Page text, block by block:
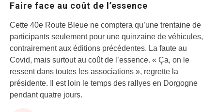
Faire face au coût de l’essence
Cette 40e Route Bleue ne comptera qu’une trentaine de
participants seulement pour une quinzaine de véhicules,
contrairement aux éditions précédentes. La faute au
Covid, mais surtout au coût de l’essence. « Ça, on le
ressent dans toutes les associations », regrette la
présidente. Il est loin le temps des rallyes en Dorgogne
pendant quatre jours.